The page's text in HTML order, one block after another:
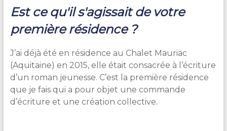
Est ce qu'il s'agissait de votre
première résidence ?
J’ai déjà été en résidence au Chalet Mauriac
(Aquitaine) en 2015, elle était consacrée à l’écriture
d’un roman jeunesse. C’est la première résidence
que je fais qui a pour objet une commande
d’écriture et une création collective.